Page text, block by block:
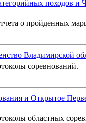
походов
о пройденных
Владимирской
соревнований.
и Открытое
областных